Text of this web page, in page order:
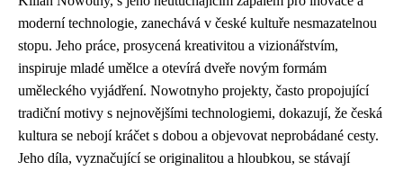
moderní technologie, zanechává v české kultuře nesmazatelnou
stopu. Jeho práce, prosycená kreativitou a vizionářstvím,
inspiruje mladé umělce a otevírá dveře novým formám
uměleckého vyjádření. Nowotnyho projekty, často propojující
tradiční motivy s nejnovějšími technologiemi, dokazují, že česká
kultura se nebojí kráčet s dobou a objevovat neprobádané cesty.
Jeho díla, vyznačující se originalitou a hloubkou, se stávají